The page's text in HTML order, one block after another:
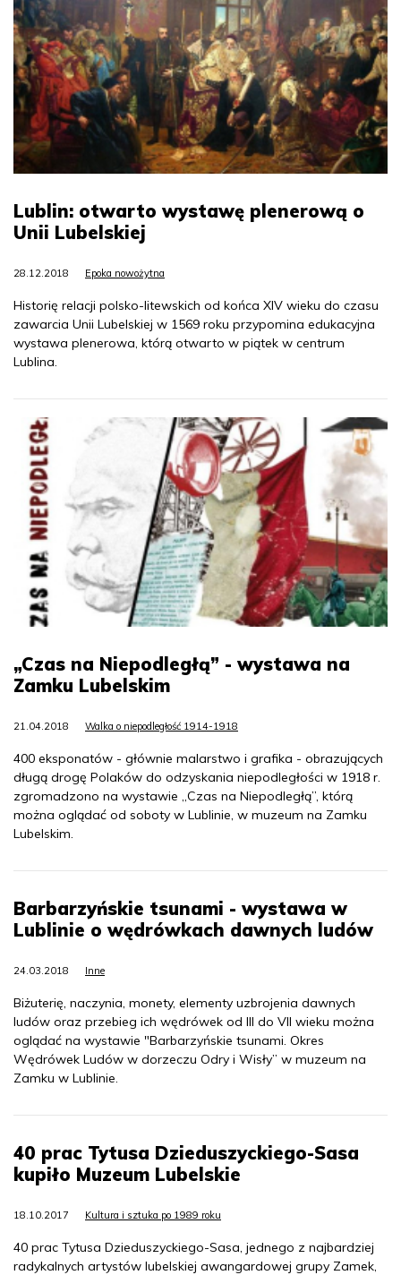
Lublin: otwarto wystawę plenerową o
Unii Lubelskiej
28.12.2018 Epoka nowożytna
Historię relacji polsko-litewskich od końca XIV wieku do czasu
zawarcia Unii Lubelskiej w 1569 roku przypomina edukacyjna
wystawa plenerowa, którą otwarto w piątek w centrum
Lublina.
„Czas na Niepodległą” - wystawa na
Zamku Lubelskim
21.04.2018 Walka o niepodległość 1914-1918
400 eksponatów - głównie malarstwo i grafika - obrazujących
długą drogę Polaków do odzyskania niepodległości w 1918 r.
zgromadzono na wystawie „Czas na Niepodległą”, którą
można oglądać od soboty w Lublinie, w muzeum na Zamku
Lubelskim.
Barbarzyńskie tsunami - wystawa w
Lublinie o wędrówkach dawnych ludów
24.03.2018 Inne
Biżuterię, naczynia, monety, elementy uzbrojenia dawnych
ludów oraz przebieg ich wędrówek od III do VII wieku można
oglądać na wystawie "Barbarzyńskie tsunami. Okres
Wędrówek Ludów w dorzeczu Odry i Wisły” w muzeum na
Zamku w Lublinie.
40 prac Tytusa Dzieduszyckiego-Sasa
kupiło Muzeum Lubelskie
18.10.2017 Kultura i sztuka po 1989 roku
40 prac Tytusa Dzieduszyckiego-Sasa, jednego z najbardziej
radykalnych artystów lubelskiej awangardowej grupy Zamek,